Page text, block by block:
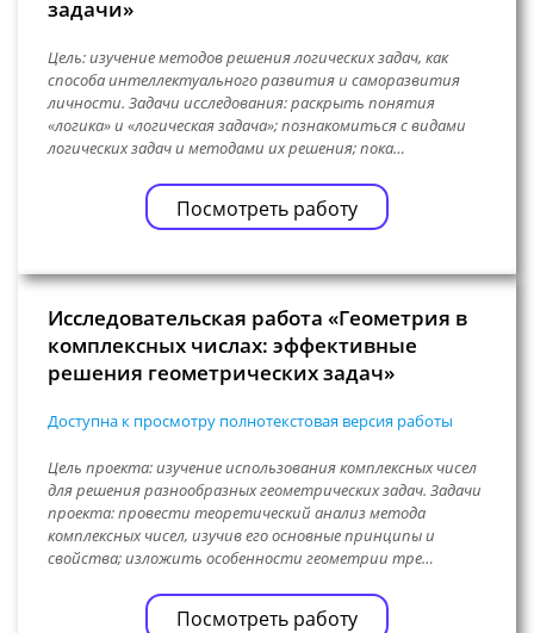
задачи»
Цель: изучение методов решения логических задач, как
способа интеллектуального развития и саморазвития
личности. Задачи исследования: раскрыть понятия
«логика» и «логическая задача»; познакомиться с видами
логических задач и методами их решения; пока…
Посмотреть работу
Исследовательская работа «Геометрия в
комплексных числах: эффективные
решения геометрических задач»
Доступна к просмотру полнотекстовая версия работы
Цель проекта: изучение использования комплексных чисел
для решения разнообразных геометрических задач. Задачи
проекта: провести теоретический анализ метода
комплексных чисел, изучив его основные принципы и
свойства; изложить особенности геометрии тре…
Посмотреть работу